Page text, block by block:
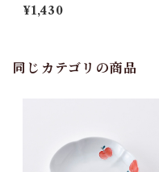
¥1,430
同じカテゴリの商品